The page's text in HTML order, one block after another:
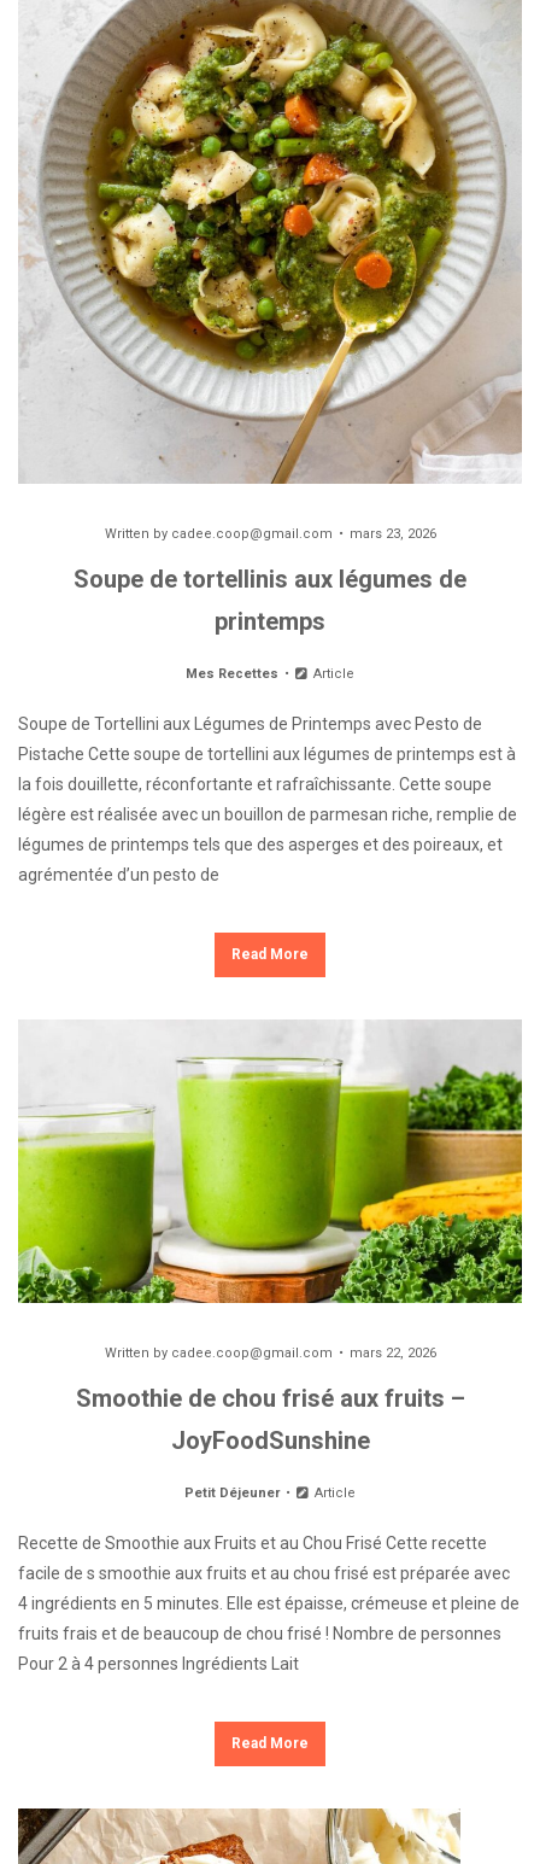
Written by cadee.coop@gmail.com mars 23, 2026
Soupe de tortellinis aux légumes de
printemps
Mes Recettes Article
Soupe de Tortellini aux Légumes de Printemps avec Pesto de
Pistache Cette soupe de tortellini aux légumes de printemps est à
la fois douillette, réconfortante et rafraîchissante. Cette soupe
légère est réalisée avec un bouillon de parmesan riche, remplie de
légumes de printemps tels que des asperges et des poireaux, et
agrémentée d’un pesto de
Read More
Written by cadee.coop@gmail.com mars 22, 2026
Smoothie de chou frisé aux fruits –
JoyFoodSunshine
Petit Déjeuner Article
Recette de Smoothie aux Fruits et au Chou Frisé Cette recette
facile de s smoothie aux fruits et au chou frisé est préparée avec
4 ingrédients en 5 minutes. Elle est épaisse, crémeuse et pleine de
fruits frais et de beaucoup de chou frisé ! Nombre de personnes
Pour 2 à 4 personnes Ingrédients Lait
Read More